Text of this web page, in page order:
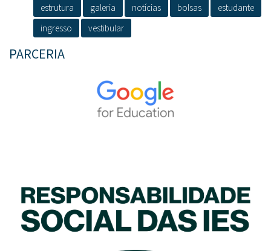
estrutura
galeria notícias bolsas
estudante
ingresso
vestibular
PARCERIA